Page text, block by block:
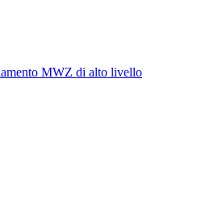
MWZ di alto livello